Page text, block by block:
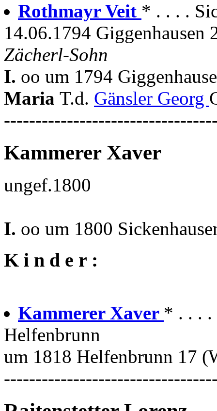
Rothmayr Veit * . . . .
14.06.1794 Giggenhausen
Zächerl-Sohn
I. oo um 1794
Maria T.d. Gänsler Georg
Kammerer Xaver
ungef.1800
I. oo um 1800
K i n d e r :
Kammerer Xaver * . . . .
Helfenbrunn
um 1818 Helfenbrunn 17